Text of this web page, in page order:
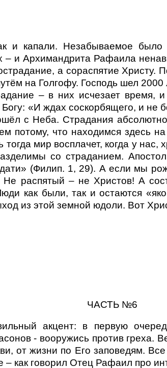
и капали. Незабываемое
– и Архимандрита Рафаила
а сораспятие
на Голгофу. Господь шел
– в них исчезает
«И ждах соскорбящего, и
с Неба. Страдания
потому, что находимся здесь
мир восплачет, когда у нас,
со страданием.
(Филип. 1, 29). А если мы
Не распятый – не Христов! А
как были, так и остаются
из этой земной юдоли. Вот
ЧАСТЬ №6
акцент: в первую
- вооружись против греха.
от жизни по Его заповедям.
– как говорил Отец Рафаил про